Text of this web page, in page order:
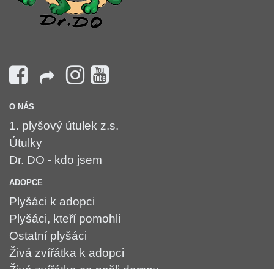
O NÁS
1. plyšový útulek z.s.
Útulky
Dr. DO - kdo jsem
ADOPCE
Plyšáci k adopci
Plyšáci, kteří pomohli
Ostatní plyšáci
Živá zvířátka k adopci